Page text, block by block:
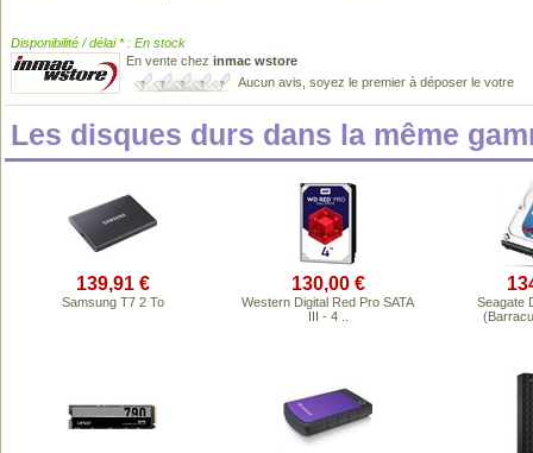
Disponibilité / délai * : En stock
En vente chez inmac wstore
Aucun avis, soyez le premier à déposer le votre
Les disques durs dans la même
139,91 €
Samsung T7 2 To
130,00 €
Western Digital Red Pro SATA
III - 4 ..
Seagate